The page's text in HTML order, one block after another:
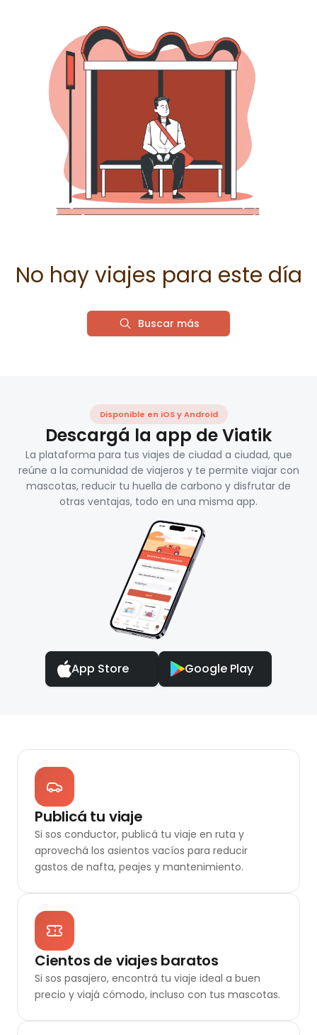
No hay viajes para este día
Buscar más
Disponible en iOS y Android
Descargá la app de Viatik
La plataforma para tus viajes de ciudad a ciudad, que
reúne a la comunidad de viajeros y te permite viajar con
mascotas, reducir tu huella de carbono y disfrutar de
otras ventajas, todo en una misma app.
App Store Google Play
Publicá tu viaje
Si sos conductor, publicá tu viaje en ruta y
aprovechá los asientos vacíos para reducir
gastos de nafta, peajes y mantenimiento.
Cientos de viajes baratos
Si sos pasajero, encontrá tu viaje ideal a buen
precio y viajá cómodo, incluso con tus mascotas.